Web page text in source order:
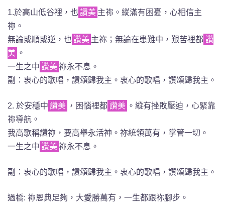
1.於高山低谷裡，也 讚美 主祢。縱滿有困憂，心相信主
祢。
無論或順或逆，也 讚美 主祢；無論在患難中，艱苦裡都 讚
美 。
一生之中 讚美祢永不息。
副：衷心的歌唱，讚頌歸我主。衷心的歌唱，讚頌歸我主。
2. 於安穩中 讚美 ，困惱裡都 讚美 。縱有挫敗壓迫，心緊靠
祢導航。
我高歌稱讚祢，要高舉永活神。祢統領萬有，掌管一切。
一生之中 讚美祢永不息。
副：衷心的歌唱，讚頌歸我主。衷心的歌唱，讚頌歸我主。
過橋: 祢恩典足夠，大愛勝萬有，一生都跟祢腳步。